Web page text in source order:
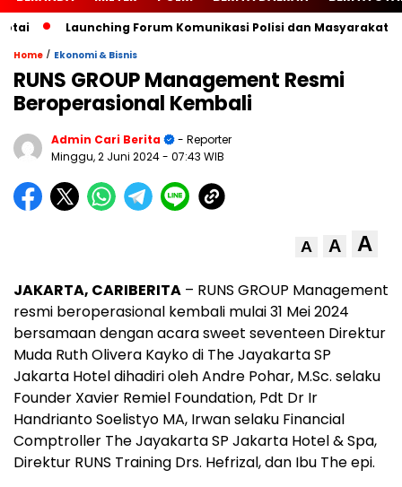
Launching Forum Komunikasi Polisi dan Masyarakat
Home / Ekonomi & Bisnis
RUNS GROUP Management Resmi
Beroperasional Kembali
Admin Cari Berita
- Reporter
Minggu, 2 Juni 2024- 07:43 WIB
A A A
JAKARTA, CARIBERITA – RUNS GROUP Management
resmi beroperasional kembali mulai 31 Mei 2024
bersamaan dengan acara sweet seventeen Direktur
Muda Ruth Olivera Kayko di The Jayakarta SP
Jakarta Hotel dihadiri oleh Andre Pohar, M.Sc. selaku
Founder Xavier Remiel Foundation, Pdt Dr Ir
Handrianto Soelistyo MA, Irwan selaku Financial
Comptroller The Jayakarta SP Jakarta Hotel & Spa,
Direktur RUNS Training Drs. Hefrizal, dan Ibu The epi.